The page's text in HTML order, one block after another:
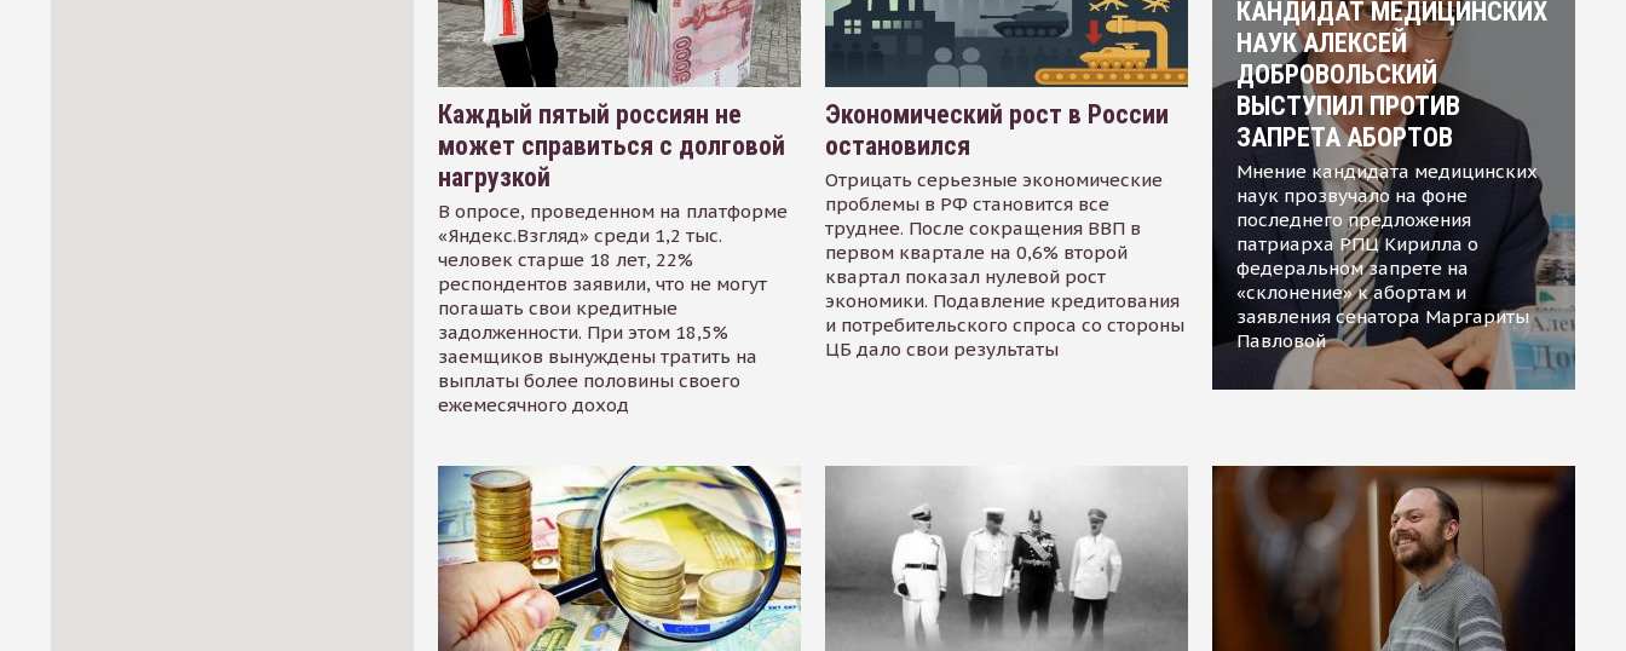
Каждый пятый россиян не
может справиться с долговой
нагрузкой
В опросе, проведенном на платформе
«Яндекс.Взгляд» среди 1,2 тыс.
человек старше 18 лет, 22%
респондентов заявили, что не могут
погашать свои кредитные
задолженности. При этом 18,5%
заемщиков вынуждены тратить на
выплаты более половины своего
ежемесячного доход
Экономический рост в России
остановился
Отрицать серьезные экономические
проблемы в РФ становится все
труднее. После сокращения ВВП в
первом квартале на 0,6% второй
квартал показал нулевой рост
экономики. Подавление кредитования
и потребительского спроса со стороны
ЦБ дало свои результаты
КАНДИДАТ МЕДИЦИНСКИХ
НАУК АЛЕКСЕЙ
ДОБРОВОЛЬСКИЙ
ВЫСТУПИЛ ПРОТИВ
ЗАПРЕТА АБОРТОВ
Мнение кандидата медицинских
наук прозвучало на фоне
последнего предложения
патриарха РПЦ Кирилла о
федеральном запрете на
«склонение» к абортам и
заявления сенатора Маргариты
Павловой